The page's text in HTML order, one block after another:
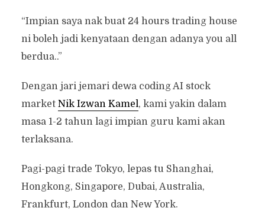
“Impian saya nak buat 24 hours trading house
ni boleh jadi kenyataan dengan adanya you all
berdua..”
Dengan jari jemari dewa coding AI stock
market Nik Izwan Kamel, kami yakin dalam
masa 1-2 tahun lagi impian guru kami akan
terlaksana.
Pagi-pagi trade Tokyo, lepas tu Shanghai,
Hongkong, Singapore, Dubai, Australia,
Frankfurt, London dan New York.